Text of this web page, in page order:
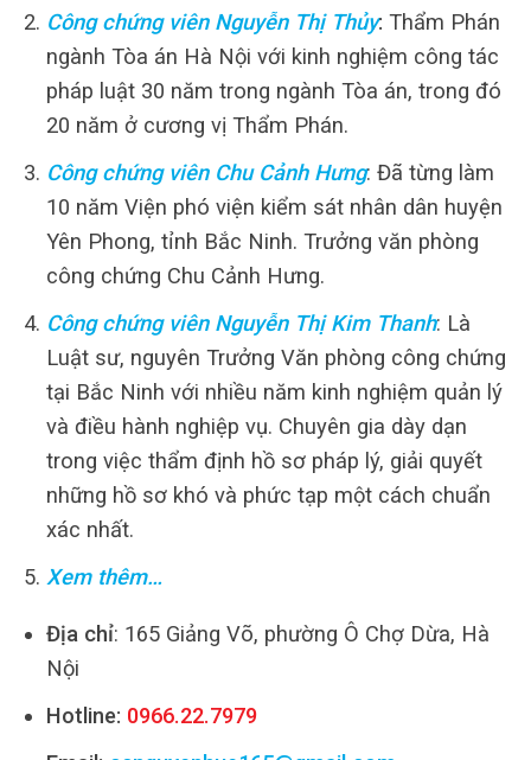
Công chứng viên Nguyễn Thị Thủy: Thẩm Phán
ngành Tòa án Hà Nội với kinh nghiệm công tác
pháp luật 30 năm trong ngành Tòa án, trong đó
20 năm ở cương vị Thẩm Phán.
Công chứng viên Chu Cảnh Hưng: Đã từng làm
10 năm Viện phó viện kiểm sát nhân dân huyện
Yên Phong, tỉnh Bắc Ninh. Trưởng văn phòng
công chứng Chu Cảnh Hưng.
Công chứng viên Nguyễn Thị Kim Thanh: Là
Luật sư, nguyên Trưởng Văn phòng công chứng
tại Bắc Ninh với nhiều năm kinh nghiệm quản lý
và điều hành nghiệp vụ. Chuyên gia dày dạn
trong việc thẩm định hồ sơ pháp lý, giải quyết
những hồ sơ khó và phức tạp một cách chuẩn
xác nhất.
Xem thêm…
Địa chỉ: 165 Giảng Võ, phường Ô Chợ Dừa, Hà
Nội
Hotline: 0966.22.7979